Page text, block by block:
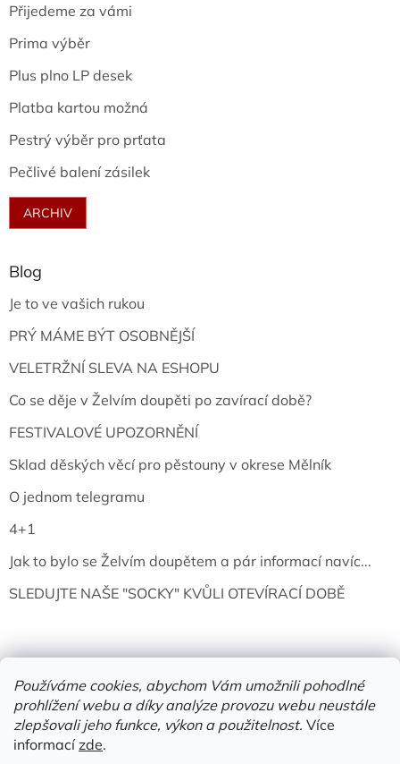
Používáme cookies, abychom Vám umožnili pohodlné
prohlížení webu a díky analýze provozu webu neustále
zlepšovali jeho funkce, výkon a použitelnost. Více
informacízde.
Přijedeme za vámi
Prima výběr
Plus plno LP desek
Platba kartou možná
Pestrý výběr pro prťata
Pečlivé balení zásilek
ARCHIV
Blog
Je to ve vašich rukou
PRÝ MÁME BÝT OSOBNĚJŠÍ
VELETRŽNÍ SLEVA NA ESHOPU
Co se děje v Želvím doupěti po zavírací době?
FESTIVALOVÉ UPOZORNĚNÍ
Sklad děských věcí pro pěstouny v okrese Mělník
O jednom telegramu
4+1
Jak to bylo se Želvím doupětem a pár informací navíc...
SLEDUJTE NAŠE "SOCKY" KVŮLI OTEVÍRACÍ DOBĚ